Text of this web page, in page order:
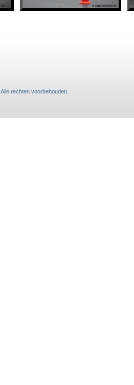
Alle rechten voorbehouden